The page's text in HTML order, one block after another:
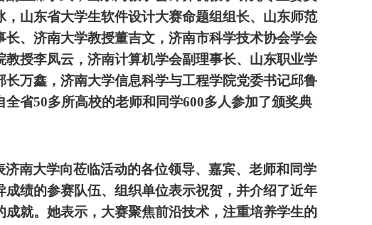
山东省大学生软件设计大赛命题组组长、山东师范
、济南大学教授董吉文，济南市科学技术协会学会
授李凤云，济南计算机学会副理事长、山东职业学
万鑫，济南大学信息科学与工程学院党委书记邱鲁
省50多所高校的老师和同学600多人参加了颁奖典
南大学向莅临活动的各位领导、嘉宾、老师和同学
绩的参赛队伍、组织单位表示祝贺，并介绍了近年
就。她表示，大赛聚焦前沿技术，注重培养学生的